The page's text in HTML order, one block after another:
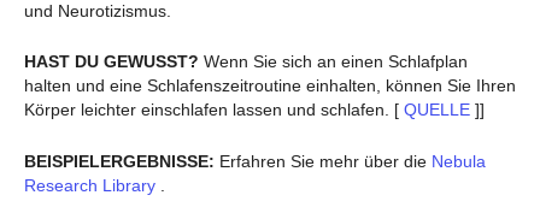
und Neurotizismus.
HAST DU GEWUSST? Wenn Sie sich an einen Schlafplan
halten und eine Schlafenszeitroutine einhalten, können Sie Ihren
Körper leichter einschlafen lassen und schlafen. [ QUELLE ]]
BEISPIELERGEBNISSE: Erfahren Sie mehr über die Nebula
Research Library